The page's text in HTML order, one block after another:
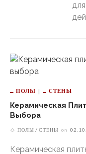
ПОЛЫ СТЕНЫ
Керамическая
Выбора
ПОЛЫ СТЕНЫ on
Керамическая